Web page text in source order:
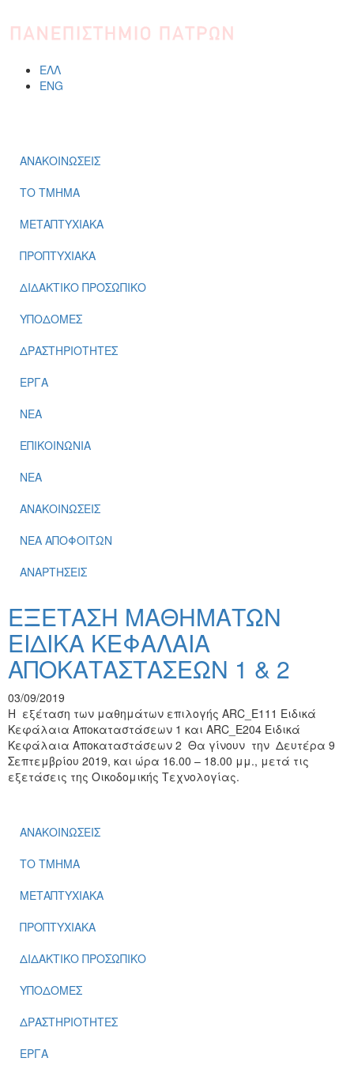
ΕΛΛ
ENG
ΑΝΑΚΟΙΝΩΣΕΙΣ
ΤΟ ΤΜΗΜΑ
ΜΕΤΑΠΤΥΧΙΑΚΑ
ΠΡΟΠΤΥΧΙΑΚΑ
ΔΙΔΑΚΤΙΚΟ ΠΡΟΣΩΠΙΚΟ
ΥΠΟΔΟΜΕΣ
ΔΡΑΣΤΗΡΙΟΤΗΤΕΣ
ΕΡΓΑ
ΝΕΑ
ΕΠΙΚΟΙΝΩΝΙΑ
ΝΕΑ
ΑΝΑΚΟΙΝΩΣΕΙΣ
ΝΕΑ ΑΠΟΦΟΙΤΩΝ
ΑΝΑΡΤΗΣΕΙΣ
ΕΞΕΤΑΣΗ ΜΑΘΗΜΑΤΩΝ
ΕΙΔΙΚΑ ΚΕΦΑΛΑΙΑ
ΑΠΟΚΑΤΑΣΤΑΣΕΩΝ 1 & 2
03/09/2019
Η εξέταση των μαθημάτων επιλογής ARC_E111 Ειδικά
Κεφάλαια Αποκαταστάσεων 1 και ARC_E204 Ειδικά
Κεφάλαια Αποκαταστάσεων 2 Θα γίνουν την Δευτέρα 9
Σεπτεμβρίου 2019, και ώρα 16.00 – 18.00 μμ., μετά τις
εξετάσεις της Οικοδομικής Τεχνολογίας.
ΑΝΑΚΟΙΝΩΣΕΙΣ
ΤΟ ΤΜΗΜΑ
ΜΕΤΑΠΤΥΧΙΑΚΑ
ΠΡΟΠΤΥΧΙΑΚΑ
ΔΙΔΑΚΤΙΚΟ ΠΡΟΣΩΠΙΚΟ
ΥΠΟΔΟΜΕΣ
ΔΡΑΣΤΗΡΙΟΤΗΤΕΣ
ΕΡΓΑ